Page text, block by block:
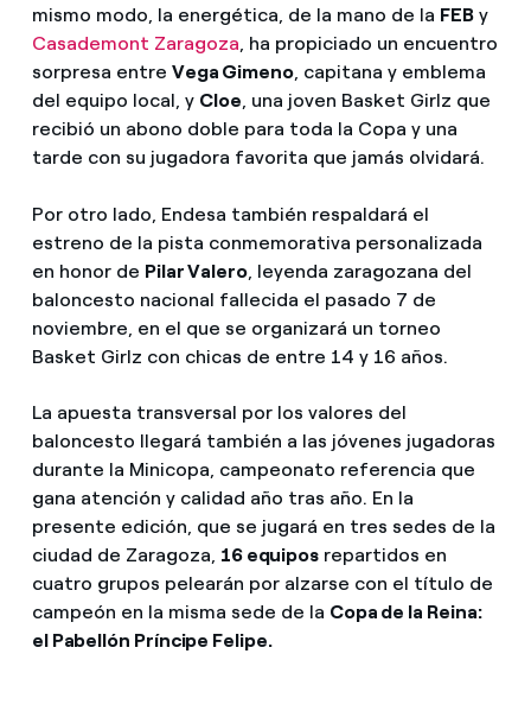
mismo modo, la energética, de la mano de la FEBy
Casademont Zaragoza, ha propiciado un encuentro
sorpresa entre Vega Gimeno, capitana y emblema
del equipo local, y Cloe, una joven Basket Girlz que
recibió un abono doble para toda la Copa y una
tarde con su jugadora favorita que jamás olvidará.
Por otro lado, Endesa también respaldará el
estreno de la pista conmemorativa personalizada
en honor de Pilar Valero, leyenda zaragozana del
baloncesto nacional fallecida el pasado 7 de
noviembre, en el que se organizará un torneo
Basket Girlz con chicas de entre 14 y 16 años.
La apuesta transversal por los valores del
baloncesto llegará también a las jóvenes jugadoras
durante la Minicopa, campeonato referencia que
gana atención y calidad año tras año. En la
presente edición, que se jugará en tres sedes de la
ciudad de Zaragoza, 16 equipos repartidos en
cuatro grupos pelearán por alzarse con el título de
campeón en la misma sede de la Copa de la Reina:
el Pabellón Príncipe Felipe.